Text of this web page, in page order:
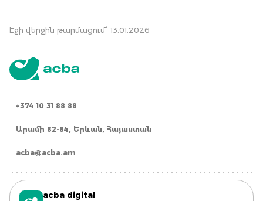
Էջի վերջին թարմացում՝ 13.01.2026
+374 10 31 88 88
Արամի 82-84, Երևան, Հայաստան
acba@acba.am
acba digital